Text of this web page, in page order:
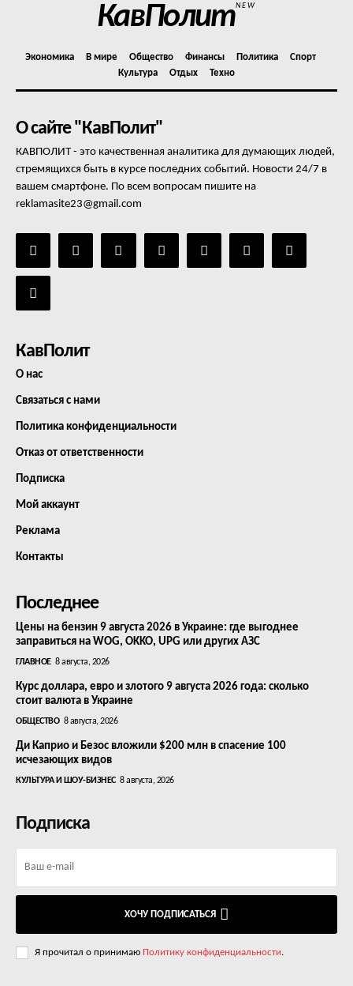
КавПолитNEW
Экономика В мире Общество Финансы Политика
Спорт
Культура
Отдых Техно
О сайте "КавПолит"
КАВПОЛИТ - это качественная аналитика для думающих людей,
стремящихся быть в курсе последних событий. Новости 24/7 в
вашем смартфоне. По всем вопросам пишите на
reklamasite23@gmail.com
КавПолит
О нас
Связаться с нами
Политика конфиденциальности
Отказ от ответственности
Подписка
Мой аккаунт
Реклама
Контакты
Последнее
Цены на бензин 9 августа 2026 в Украине: где выгоднее
заправиться на WOG, OKKO, UPG или других АЗС
ГЛАВНОЕ 8 августа, 2026
Курс доллара, евро и злотого 9 августа 2026 года: сколько
стоит валюта в Украине
ОБЩЕСТВО 8 августа, 2026
Ди Каприо и Безос вложили $200 млн в спасение 100
исчезающих видов
КУЛЬТУРА И ШОУ-БИЗНЕС 8 августа, 2026
Подписка
ХОЧУ ПОДПИСАТЬСЯ
Я прочитал о принимаю Политику конфиденциальности.